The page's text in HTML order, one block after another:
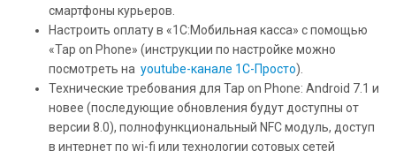
смартфоны курьеров.
Настроить оплату в «1С:Мобильная касса» с помощью
«Tap on Phone» (инструкции по настройке можно
посмотреть на youtube-канале 1С-Просто).
Технические требования для Tap on Phone: Android 7.1 и
новее (последующие обновления будут доступны от
версии 8.0), полнофункциональный NFC модуль, доступ
в интернет по wi-fi или технологии сотовых сетей